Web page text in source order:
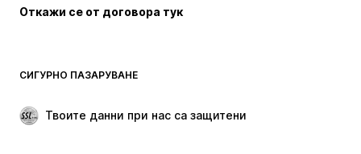
Палта
Поли
Специални Поводи
Откажи се от договора тук
СИГУРНО ПАЗАРУВАНЕ
Твоите данни при нас са защитени